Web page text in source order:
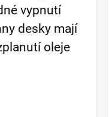
vypnutí
desky mají
oleje